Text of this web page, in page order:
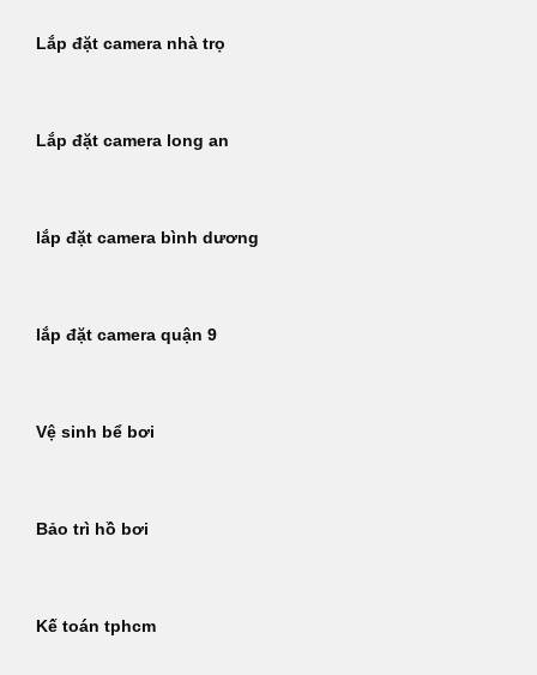
Lắp đặt camera nhà trọ
Lắp đặt camera long an
lắp đặt camera bình dương
lắp đặt camera quận 9
Vệ sinh bể bơi
Bảo trì hồ bơi
Kế toán tphcm